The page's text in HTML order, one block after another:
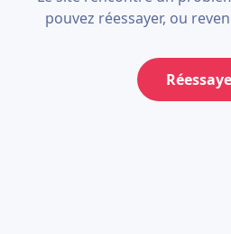
pouvez réessayer, ou